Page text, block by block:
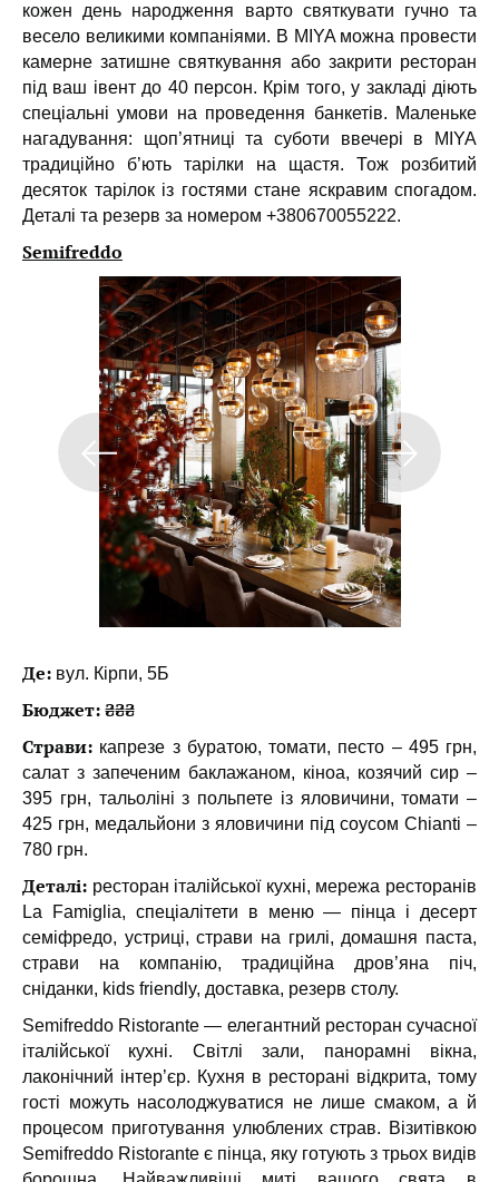
кожен день народження варто святкувати гучно та
весело великими компаніями. В MIYA можна провести
камерне затишне святкування або закрити ресторан
під ваш івент до 40 персон. Крім того, у закладі діють
спеціальні умови на проведення банкетів. Маленьке
нагадування: щоп’ятниці та суботи ввечері в MIYA
традиційно б’ють тарілки на щастя. Тож розбитий
десяток тарілок із гостями стане яскравим спогадом.
Деталі та резерв за номером +380670055222.
Semifreddo
Де: вул. Кірпи, 5Б
Бюджет: ₴₴₴
Страви: капрезе з буратою, томати, песто – 495 грн,
салат з запеченим баклажаном, кіноа, козячий сир –
395 грн, тальоліні з польпете із яловичини, томати –
425 грн, медальйони з яловичини під соусом Chianti –
780 грн.
Деталі: ресторан італійської кухні, мережа ресторанів
La Famiglia, спеціалітети в меню — пінца і десерт
семіфредо, устриці, страви на грилі, домашня паста,
страви на компанію, традиційна дров’яна піч,
сніданки, kids friendly, доставка, резерв столу.
Semifreddo Ristorante — елегантний ресторан сучасної
італійської кухні. Світлі зали, панорамні вікна,
лаконічний інтер’єр. Кухня в ресторані відкрита, тому
гості можуть насолоджуватися не лише смаком, а й
процесом приготування улюблених страв. Візитівкою
Semifreddo Ristorante є пінца, яку готують з трьох видів